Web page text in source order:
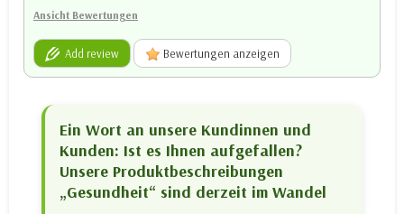
Ansicht Bewertungen
Add review Bewertungen anzeigen
Ein Wort an unsere Kundinnen und
Kunden: Ist es Ihnen aufgefallen?
Unsere Produktbeschreibungen
„Gesundheit“ sind derzeit im Wandel